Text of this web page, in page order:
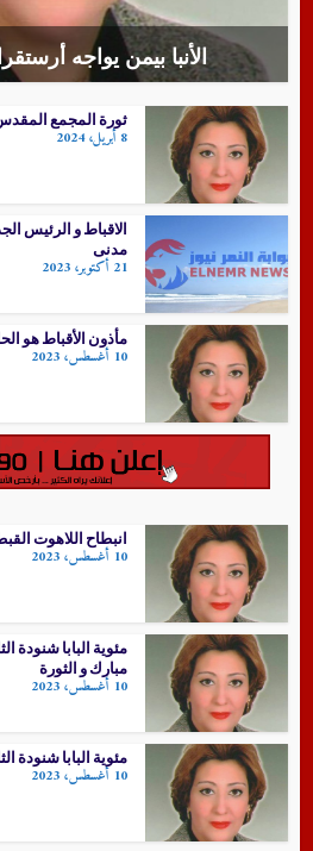
الأنبا بيمن يواجه
ثورة المجمع المقدس
8 أبريل، 2024
الاقباط و الرئيس
مدنى
21 أكتوبر، 2023
مأذون الأقباط هو
10 أغسطس، 2023
انبطاح اللاهوت
10 أغسطس، 2023
مبارك و الثورة
10 أغسطس، 2023
مئوية البابا شنودة الثالث
10 أغسطس، 2023